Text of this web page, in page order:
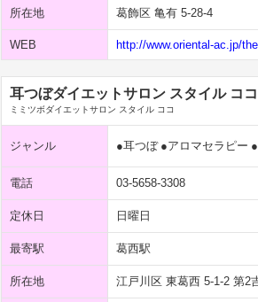
所在地 葛飾区 亀有 5-28-4
WEB http://www.oriental-ac.jp/
耳つぼダイエットサロン スタイル ココ
ミミツボダイエットサロン スタイル ココ
ジャンル ●耳つぼ ●アロマセラピー
電話 03-5658-3308
定休日 日曜日
最寄駅 葛西駅
所在地 江戸川区 東葛西 5-1-2 第2